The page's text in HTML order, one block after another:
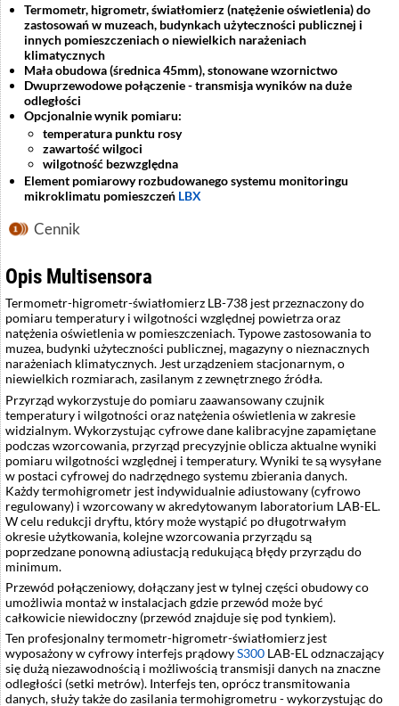
Termometr, higrometr, światłomierz (natężenie oświetlenia) do
zastosowań w muzeach, budynkach użyteczności publicznej i
innych pomieszczeniach o niewielkich narażeniach
klimatycznych
Mała obudowa (średnica 45mm), stonowane wzornictwo
Dwuprzewodowe połączenie - transmisja wyników na duże
odległości
Opcjonalnie wynik pomiaru:
temperatura punktu rosy
zawartość wilgoci
wilgotność bezwzględna
Element pomiarowy rozbudowanego systemu monitoringu
mikroklimatu pomieszczeń LBX
Cennik
Opis Multisensora
Termometr-higrometr-światłomierz LB-738 jest przeznaczony do
pomiaru temperatury i wilgotności względnej powietrza oraz
natężenia oświetlenia w pomieszczeniach. Typowe zastosowania to
muzea, budynki użyteczności publicznej, magazyny o nieznacznych
narażeniach klimatycznych. Jest urządzeniem stacjonarnym, o
niewielkich rozmiarach, zasilanym z zewnętrznego źródła.
Przyrząd wykorzystuje do pomiaru zaawansowany czujnik
temperatury i wilgotności oraz natężenia oświetlenia w zakresie
widzialnym. Wykorzystując cyfrowe dane kalibracyjne zapamiętane
podczas wzorcowania, przyrząd precyzyjnie oblicza aktualne wyniki
pomiaru wilgotności względnej i temperatury. Wyniki te są wysyłane
w postaci cyfrowej do nadrzędnego systemu zbierania danych.
Każdy termohigrometr jest indywidualnie adiustowany (cyfrowo
regulowany) i wzorcowany w akredytowanym laboratorium LAB-EL.
W celu redukcji dryftu, który może wystąpić po długotrwałym
okresie użytkowania, kolejne wzorcowania przyrządu są
poprzedzane ponowną adiustacją redukującą błędy przyrządu do
minimum.
Przewód połączeniowy, dołączany jest w tylnej części obudowy co
umożliwia montaż w instalacjach gdzie przewód może być
całkowicie niewidoczny (przewód znajduje się pod tynkiem).
Ten profesjonalny termometr-higrometr-światłomierz jest
wyposażony w cyfrowy interfejs prądowyS300 LAB-EL odznaczający
się dużą niezawodnością i możliwością transmisji danych na znaczne
odległości (setki metrów). Interfejs ten, oprócz transmitowania
danych, służy także do zasilania termohigrometru - wykorzystując do